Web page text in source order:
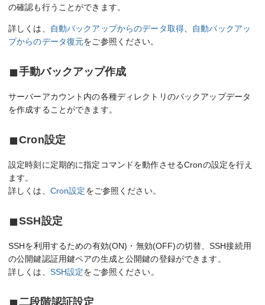
の確認も行うことができます。
詳しくは、 自動バックアップからのデータ取得、
自動バックアッ
プからのデータ復元をご参照ください。
手動バックアップ作成
サーバーアカウント内の各種ディレクトリのバックアップデータ
を作成することができます。
Cron設定
設定時刻に定期的に指定コマンドを動作させるCronの設定を行え
ます。
詳しくは、 Cron設定をご参照ください。
SSH設定
SSHを利用するための有効(ON)・無効(OFF)の切替、SSH接続用
の公開鍵認証用鍵ペアの生成と公開鍵の登録ができます。
詳しくは、 SSH設定をご参照ください。
二段階認証設定